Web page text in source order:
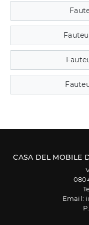
CASA DEL MOBILE
Email: